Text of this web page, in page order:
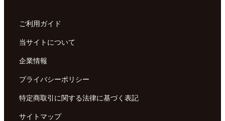
ご利用ガイド
当サイトについて
企業情報
プライバシーポリシー
特定商取引に関する法律に基づく表記
サイトマップ